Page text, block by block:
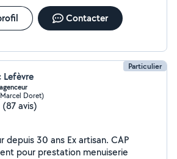
Contacter
Particulier
Lefèvre
Doret)
(87 avis)
ans Ex artisan. CAP
pour prestation menuiserie